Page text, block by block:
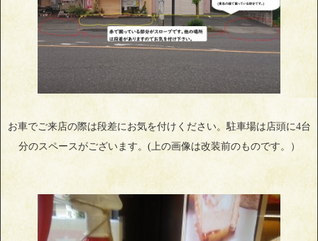
お車でご来店の際は段差にお気を付けください。駐車場は店頭に4台
分のスペースがございます。(上の画像は改装前のものです。）